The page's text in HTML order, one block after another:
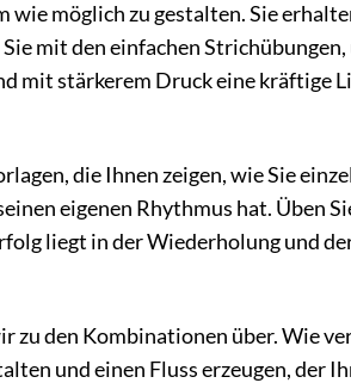
wie möglich zu gestalten. Sie
mit den einfachen
mit stärkerem Druck eine kräftige
die Ihnen zeigen, wie Sie
eigenen Rhythmus hat. Üben
liegt in der Wiederholung und
zu den Kombinationen über. Wie
und einen Fluss erzeugen, der